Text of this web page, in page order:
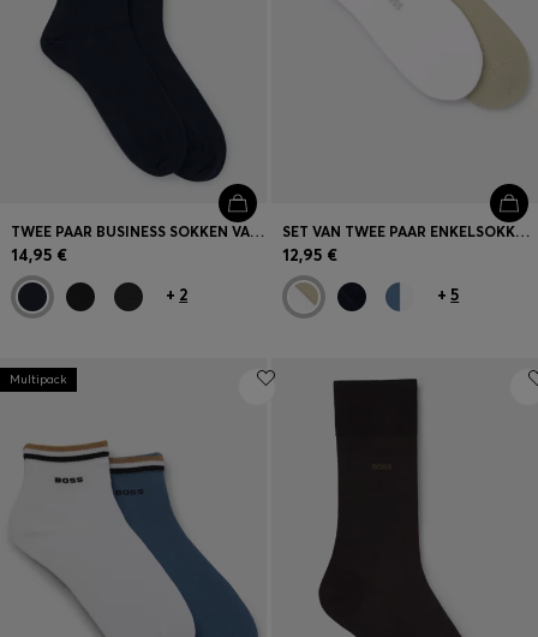
TWEE PAAR BUSINESS SOKKEN VAN ZACHT, COMPACT KATOEN
14,95 €
+ 2
SET VAN TWEE PAAR ENKELSOKKEN MET BOORDEN MET DE SIGNATURE-STRIPE
12,95 €
+5
Multipack